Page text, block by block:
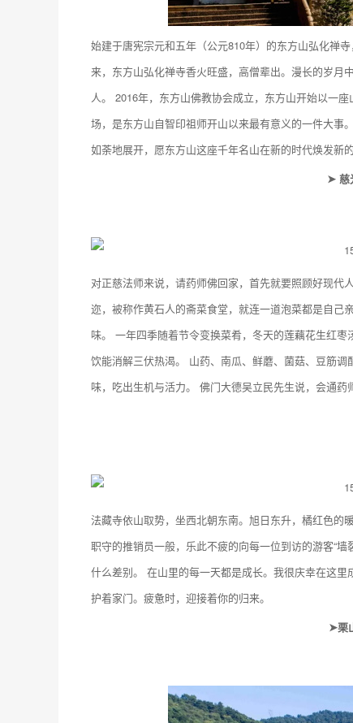
始建于唐宪宗元和五年（公元810年）的东方山弘化禅
来，东方山弘化禅寺香火旺盛，高僧辈出。漫长的岁月
人。 2016年，东方山佛教协会成立，东方山开始以一
场，是东方山自智印祖师开山以来最有意义的一件大事
如荼地展开，愿东方山这座千年名山在新的时代焕发新
➤ 慈
对正慈法师来说，请药师佛回家，首先就要照顾好现代
迩，被称作黄石人的斋菜食堂，就连一道泡菜都是自己
味。 一年四季随着节令变换菜肴，冬天的莲藕花生红
饮能消解三伏热渴。 山药、南瓜、鲜蘑、菌菇、豆筋
味，吃出生机与活力。 佛门大德吴立民先生说，会通
法藏寺依山取势，坐西北朝东南。旭日东升，橘红色的
职守的推销员一般，乐此不疲的向每一位到访的游客“
什么差别。 在山里的每一天都是成长。我很庆幸在这
护着家门。疲惫时，迎接着你的归来。
➤栗